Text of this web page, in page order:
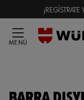
MENÚ